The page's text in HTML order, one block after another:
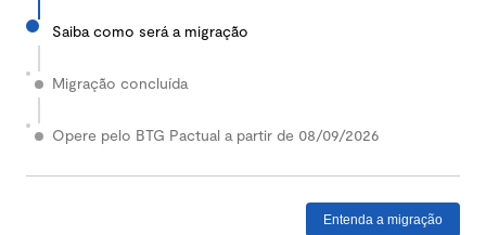
2024
Em 2024, nossa Carteira Conservadora mais que
Enquanto isso, quem investiu em Renda Fixa lucrou
Saiba como será a migração
Migração concluída
Opere pelo BTG Pactual a partir de 08/09/2026
Entenda a migração